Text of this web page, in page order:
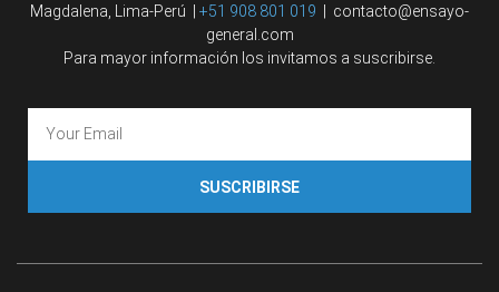
Magdalena, Lima-Perú | +51 908 801 019
| contacto@ensayo-
general.com
Para mayor información los invitamos a suscribirse.
SUSCRIBIRSE